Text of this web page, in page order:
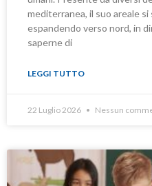
mediterranea, il suo areale
espandendo verso nord, in
saperne di
LEGGI TUTTO
22 Luglio 2026 Nessun